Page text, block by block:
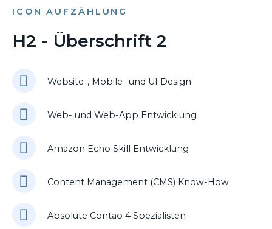
ICON AUFZÄHLUNG
H2 - Überschrift 2
Website-, Mobile- und UI Design
Web- und Web-App Entwicklung
Amazon Echo Skill Entwicklung
Content Management (CMS) Know-How
Absolute Contao 4 Spezialisten